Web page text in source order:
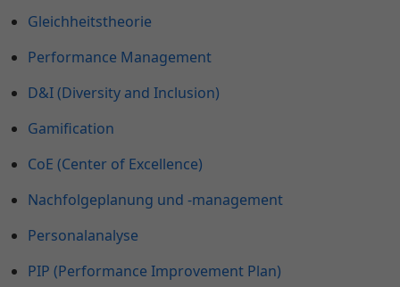
Gleichheitstheorie
Performance Management
D&I (Diversity and Inclusion)
Gamification
CoE (Center of Excellence)
Nachfolgeplanung und -management
Personalanalyse
PIP (Performance Improvement Plan)